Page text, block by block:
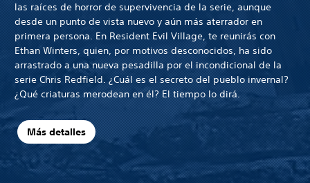
las raíces de horror de supervivencia de la serie, aunque
desde un punto de vista nuevo y aún más aterrador en
primera persona. En Resident Evil Village, te reunirás con
Ethan Winters, quien, por motivos desconocidos, ha sido
arrastrado a una nueva pesadilla por el incondicional de la
serie Chris Redfield. ¿Cuál es el secreto del pueblo invernal?
¿Qué criaturas merodean en él? El tiempo lo dirá.
Más detalles